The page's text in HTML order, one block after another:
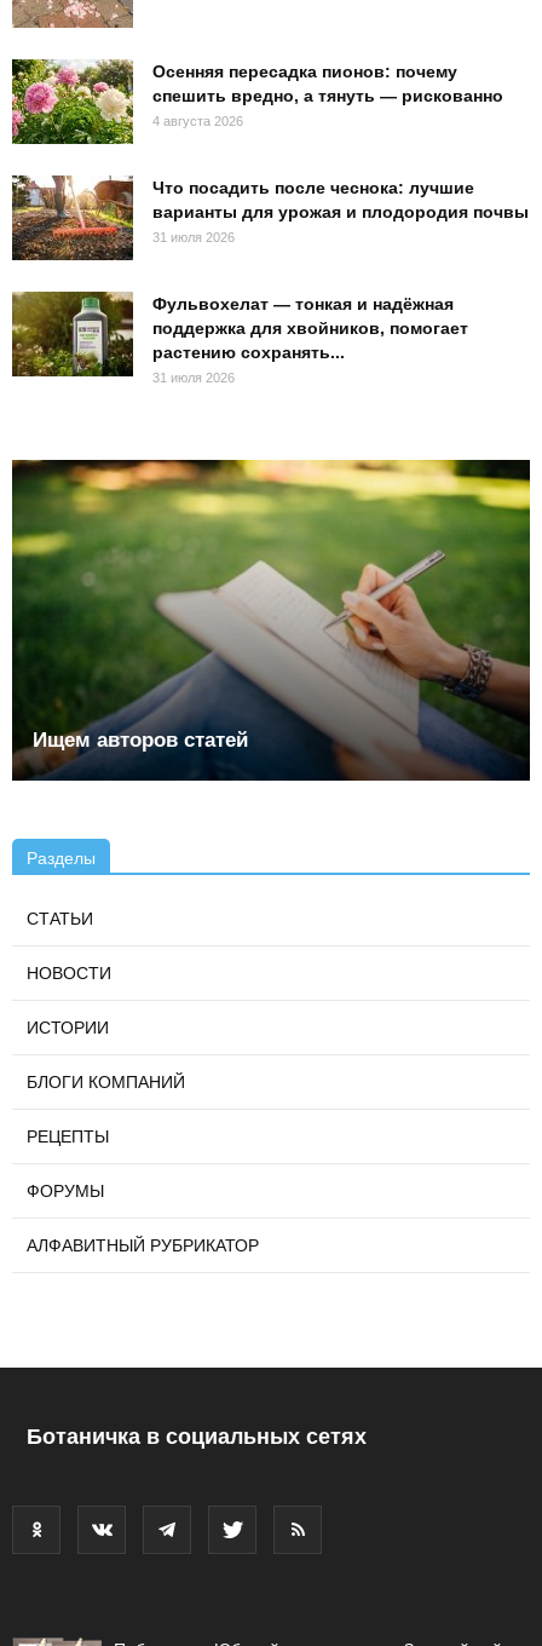
Осенняя пересадка пионов: почему
спешить вредно, а тянуть — рискованно
4 августа 2026
Что посадить после чеснока: лучшие
варианты для урожая и плодородия почвы
31 июля 2026
Фульвохелат — тонкая и надёжная
поддержка для хвойников, помогает
растению сохранять...
31 июля 2026
Ищем авторов статей
Разделы
СТАТЬИ
НОВОСТИ
ИСТОРИИ
БЛОГИ КОМПАНИЙ
РЕЦЕПТЫ
ФОРУМЫ
АЛФАВИТНЫЙ РУБРИКАТОР
Ботаничка в социальных сетях